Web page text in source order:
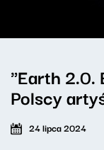
"Earth 2.0.
Polscy
24 lipca 2024